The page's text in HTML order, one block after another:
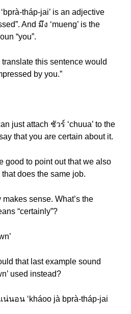
tháp-jai’ is an adjective
And มึง ‘mueng’ is the
“you”.
this sentence would
by you.”
just attach ชัวร์ ‘chuua’ to the
that you are certain about it.
good to point out that we also
does the same job.
sense. What’s the
“certainly”?
that last example sound
used instead?
นอน ‘kháoo jà bprà-tháp-jai